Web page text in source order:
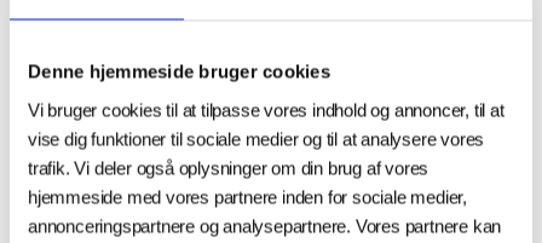
Denne hjemmeside bruger cookies
Vi bruger cookies til at tilpasse vores indhold og annoncer, til at
vise dig funktioner til sociale medier og til at analysere vores
trafik. Vi deler også oplysninger om din brug af vores
hjemmeside med vores partnere inden for sociale medier,
annonceringspartnere og analysepartnere. Vores partnere kan